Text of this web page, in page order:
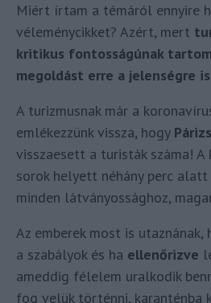
Miért írtam a témáról ennyire
véleménycikket? Azért, mert
kritikus fontosságúnak
megoldást erre a jelenségre
A turizmusnak már a
emlékezzünk vissza, hogy
visszaesett a turisták száma!
sorok helyett néhány perc
minden látványossághoz,
Az emberek most is utaznának,
a szabályok és ha ellenőrizve
ameddig félelem uralkodik
fog velük történni, karanténba